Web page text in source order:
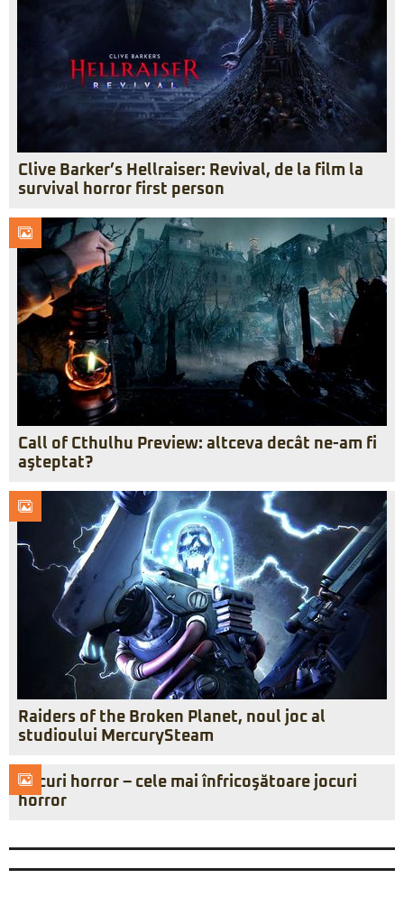
Clive Barker’s Hellraiser: Revival, de la film la
survival horror first person
Call of Cthulhu Preview: altceva decât ne-am fi
aşteptat?
Raiders of the Broken Planet, noul joc al
studioului MercurySteam
Jocuri horror – cele mai înfricoşătoare jocuri
horror